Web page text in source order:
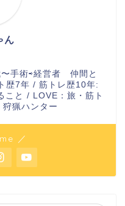
ん
手術⇨経営者 仲間と
歴7年 / 筋トレ歴10年:
こと / LOVE：旅・筋ト
猟ハンター
／